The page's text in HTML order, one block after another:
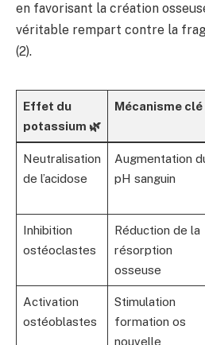
en favorisant la création
véritable rempart contre la
(2).
Effet du
potassium 🌿
Mécanisme
Neutralisation
de l’acidose
Augmentation
pH sanguin
Inhibition
ostéoclastes
Réduction de la
résorption
osseuse
Activation
ostéoblastes
Stimulation
formation os
nouvelle